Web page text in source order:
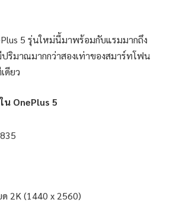
5 รุ่นใหม่นี้มาพร้อมกับแรมมากถึง
ปริมาณมากกว่าสองเท่าของสมาร์ทโฟน
ดียว
OnePlus 5
2K (1440 x 2560)